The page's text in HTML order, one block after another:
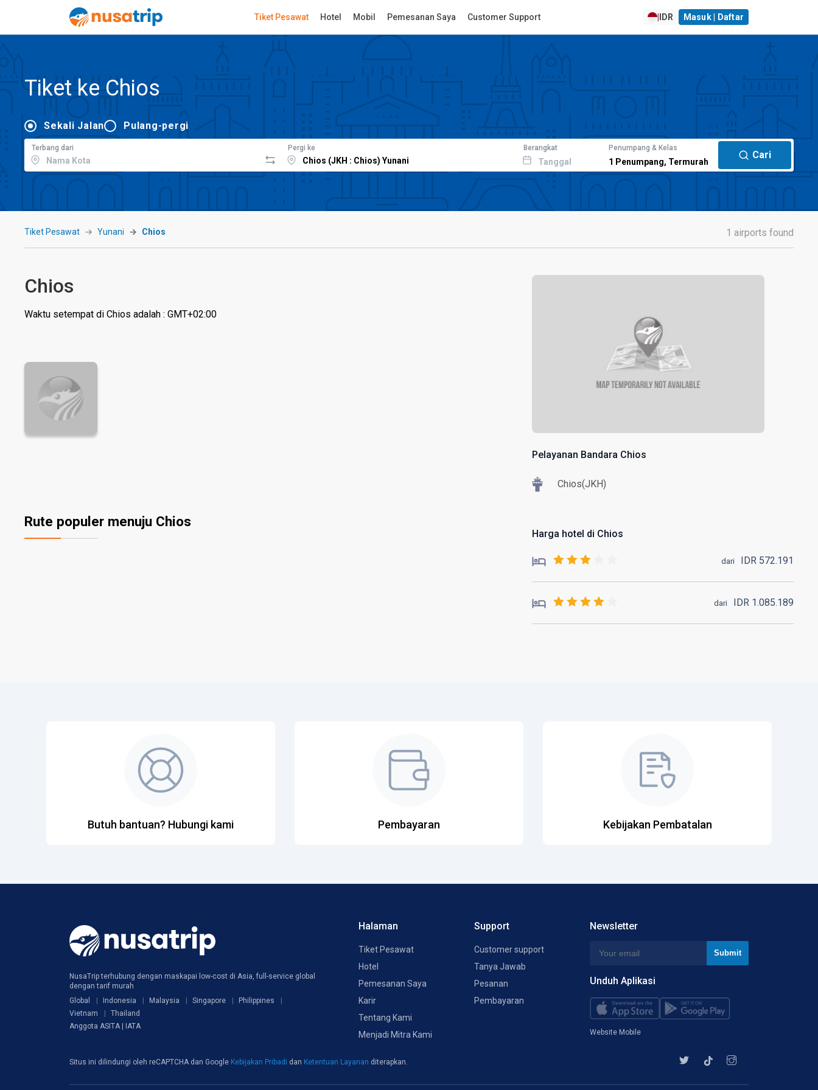
Tiket Pesawat Hotel Mobil Pemesanan Saya Customer Support | IDR Masuk | Daftar
Tiket ke Chios
Sekali Jalan Pulang-pergi
Terbang dari Pergi ke Berangkat
Tanggal
Penumpang & Kelas
1 Penumpang, Termurah
Cari
Tiket Pesawat Yunani Chios 1 airports found
Chios
Waktu setempat di Chios adalah : GMT+02:00
Rute populer menuju Chios
Pelayanan Bandara Chios
Chios(JKH)
Harga hotel di Chios
dari IDR 572.191
dari IDR 1.085.189
Butuh bantuan? Hubungi kami Pembayaran Kebijakan Pembatalan
NusaTrip terhubung dengan maskapai low-cost di Asia, full-service global
dengan tarif murah
Global
Indonesia Malaysia Singapore
Philippines
Vietnam
Thailand
Anggota ASITA | IATA
Halaman
Tiket Pesawat
Hotel
Pemesanan Saya
Karir
Tentang Kami
Menjadi Mitra Kami
Support
Customer support
Tanya Jawab
Pesanan
Pembayaran
Newsletter
Unduh Aplikasi
Website Mobile
Situs ini dilindungi oleh reCAPTCHA dan Google Kebijakan Pribadi dan Ketentuan Layanan diterapkan.